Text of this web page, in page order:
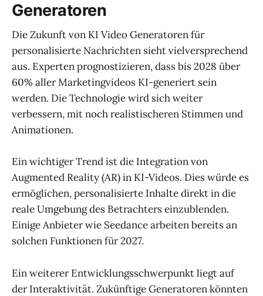
Generatoren
Die Zukunft von KI Video Generatoren für
personalisierte Nachrichten sieht vielversprechend
aus. Experten prognostizieren, dass bis 2028 über
60% aller Marketingvideos KI-generiert sein
werden. Die Technologie wird sich weiter
verbessern, mit noch realistischeren Stimmen und
Animationen.
Ein wichtiger Trend ist die Integration von
Augmented Reality (AR) in KI-Videos. Dies würde es
ermöglichen, personalisierte Inhalte direkt in die
reale Umgebung des Betrachters einzublenden.
Einige Anbieter wie Seedance arbeiten bereits an
solchen Funktionen für 2027.
Ein weiterer Entwicklungsschwerpunkt liegt auf
der Interaktivität. Zukünftige Generatoren könnten